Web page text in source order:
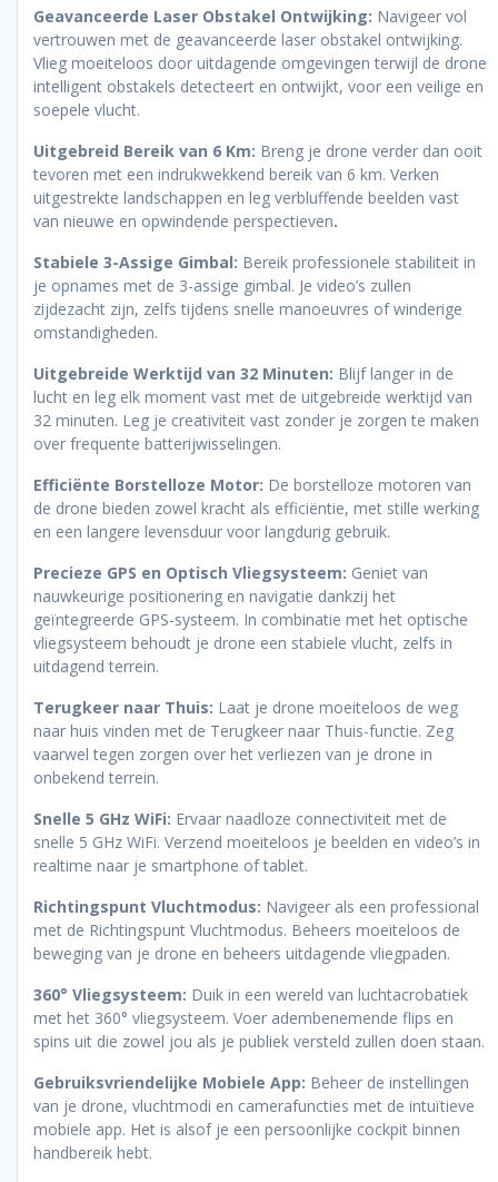
Grijs
aantal
Geavanceerde Laser Obstakel Ontwijking: Navigeer vol
vertrouwen met de geavanceerde laser obstakel ontwijking.
Vlieg moeiteloos door uitdagende omgevingen terwijl de drone
intelligent obstakels detecteert en ontwijkt, voor een veilige en
soepele vlucht.
Uitgebreid Bereik van 6 Km: Breng je drone verder dan ooit
tevoren met een indrukwekkend bereik van 6 km. Verken
uitgestrekte landschappen en leg verbluffende beelden vast
van nieuwe en opwindende perspectieven.
Stabiele 3-Assige Gimbal: Bereik professionele stabiliteit in
je opnames met de 3-assige gimbal. Je video’s zullen
zijdezacht zijn, zelfs tijdens snelle manoeuvres of winderige
omstandigheden.
Uitgebreide Werktijd van 32 Minuten: Blijf langer in de
lucht en leg elk moment vast met de uitgebreide werktijd van
32 minuten. Leg je creativiteit vast zonder je zorgen te maken
over frequente batterijwisselingen.
Efficiënte Borstelloze Motor: De borstelloze motoren van
de drone bieden zowel kracht als efficiëntie, met stille werking
en een langere levensduur voor langdurig gebruik.
Precieze GPS en Optisch Vliegsysteem: Geniet van
nauwkeurige positionering en navigatie dankzij het
geïntegreerde GPS-systeem. In combinatie met het optische
vliegsysteem behoudt je drone een stabiele vlucht, zelfs in
uitdagend terrein.
Terugkeer naar Thuis: Laat je drone moeiteloos de weg
naar huis vinden met de Terugkeer naar Thuis-functie. Zeg
vaarwel tegen zorgen over het verliezen van je drone in
onbekend terrein.
Snelle 5 GHz WiFi: Ervaar naadloze connectiviteit met de
snelle 5 GHz WiFi. Verzend moeiteloos je beelden en video’s in
realtime naar je smartphone of tablet.
Richtingspunt Vluchtmodus: Navigeer als een professional
met de Richtingspunt Vluchtmodus. Beheers moeiteloos de
beweging van je drone en beheers uitdagende vliegpaden.
360° Vliegsysteem: Duik in een wereld van luchtacrobatiek
met het 360° vliegsysteem. Voer adembenemende flips en
spins uit die zowel jou als je publiek versteld zullen doen staan.
Gebruiksvriendelijke Mobiele App: Beheer de instellingen
van je drone, vluchtmodi en camerafuncties met de intuïtieve
mobiele app. Het is alsof je een persoonlijke cockpit binnen
handbereik hebt.